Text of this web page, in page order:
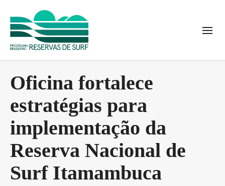
Oficina fortalece
estratégias para
implementação da
Reserva Nacional de
Surf Itamambuca